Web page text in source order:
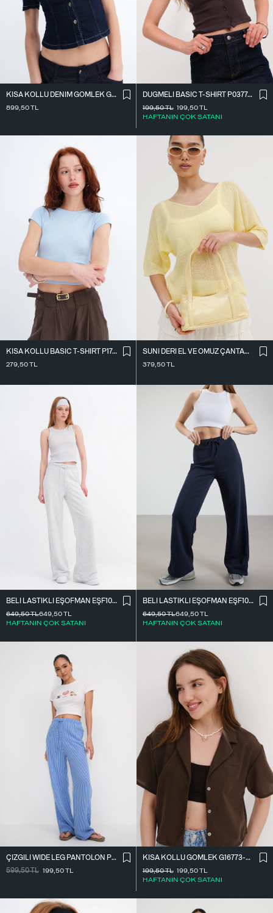
KISA KOLLU DENIM GÖMLEK G17600
899,50TL
DÜĞMELI BASIC T-SHIRT P0377-K12
199,50TL
HAFTANIN ÇOK SATANI
199,50TL
KISA KOLLU BASIC T-SHIRT P1742-L10
279,50TL
SUNI DERI EL VE OMUZ ÇANTASI Ç09-G11
379,50TL
BELI LASTIKLI EŞOFMAN EŞF10308-P10
649,50TL
HAFTANIN ÇOK SATANI
649,50TL
BELI LASTIKLI EŞOFMAN EŞF10308-P10
649,50TL
HAFTANIN ÇOK SATANI
649,50TL
ÇIZGILI WIDE LEG PANTOLON PN3545-B7
599,50TL 199,50TL
KISA KOLLU GÖMLEK G16773-Z8
199,50TL
HAFTANIN ÇOK SATANI
199,50TL